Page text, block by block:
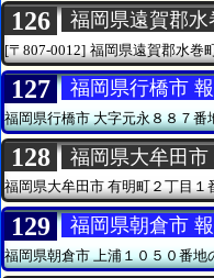
126 福岡県遠賀郡
[〒807-0012] 福岡県遠賀郡水巻
127 福岡県行橋市
福岡県行橋市大字元永８８７番
128 福岡県大牟田市
福岡県大牟田市有明町２丁目１
129 福岡県朝倉市
福岡県朝倉市上浦１０５０番地